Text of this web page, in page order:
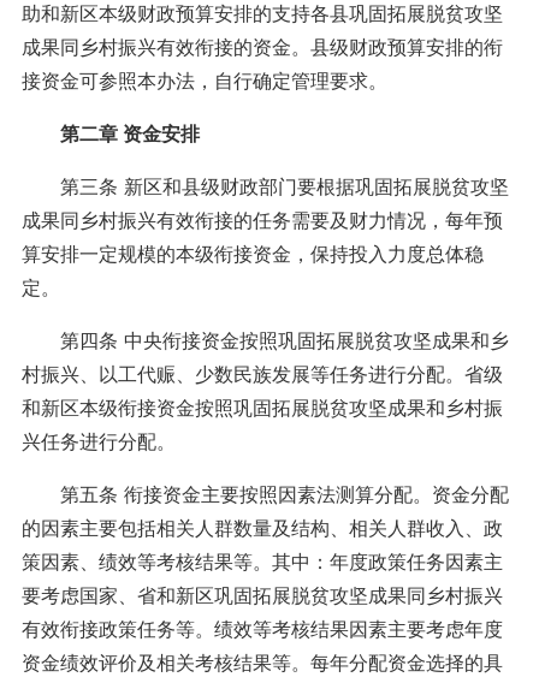
助和新区本级财政预算安排的支持各县巩固拓展脱贫攻坚
成果同乡村振兴有效衔接的资金。县级财政预算安排的衔
接资金可参照本办法，自行确定管理要求。
第二章 资金安排
第三条 新区和县级财政部门要根据巩固拓展脱贫攻坚
成果同乡村振兴有效衔接的任务需要及财力情况，每年预
算安排一定规模的本级衔接资金，保持投入力度总体稳
定。
第四条 中央衔接资金按照巩固拓展脱贫攻坚成果和乡
村振兴、以工代赈、少数民族发展等任务进行分配。省级
和新区本级衔接资金按照巩固拓展脱贫攻坚成果和乡村振
兴任务进行分配。
第五条 衔接资金主要按照因素法测算分配。资金分配
的因素主要包括相关人群数量及结构、相关人群收入、政
策因素、绩效等考核结果等。其中：年度政策任务因素主
要考虑国家、省和新区巩固拓展脱贫攻坚成果同乡村振兴
有效衔接政策任务等。绩效等考核结果因素主要考虑年度
资金绩效评价及相关考核结果等。每年分配资金选择的具